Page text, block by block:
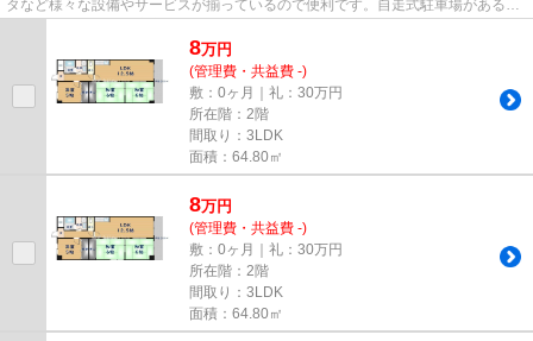
タなど様々な設備やサービスが揃っているので便利です。自走式駐車場がある物
件です。いつでも快適空間を...
8万円
(管理費・共益費 -)
敷：0ヶ月｜礼：30万円
所在階：2階
間取り：3LDK
面積：64.80㎡
8万円
(管理費・共益費 -)
敷：0ヶ月｜礼：30万円
所在階：2階
間取り：3LDK
面積：64.80㎡